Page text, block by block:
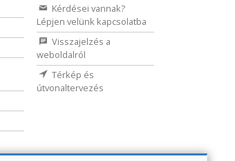
Kérdései vannak?
Lépjen velünk kapcsolatba
Visszajelzés a
weboldalról
Térkép és
útvonaltervezés